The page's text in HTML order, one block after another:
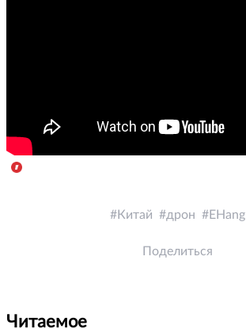
Китай дрон EHang
Поделиться
Читаемое